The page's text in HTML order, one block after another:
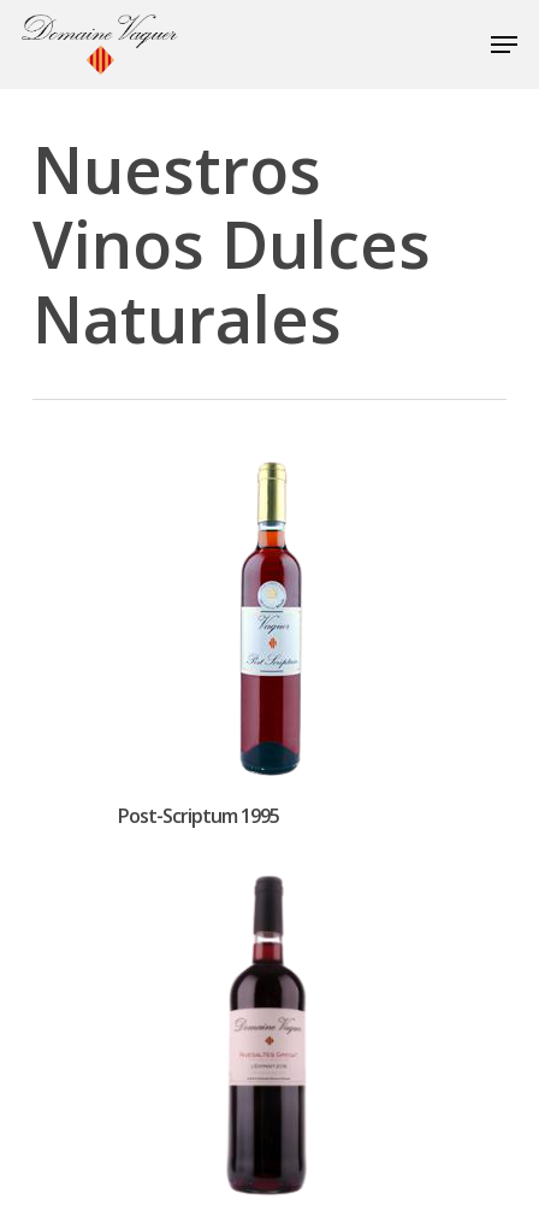
Skip
Nuestros
Vinos Dulces
Naturales
Post-Scriptum 1995